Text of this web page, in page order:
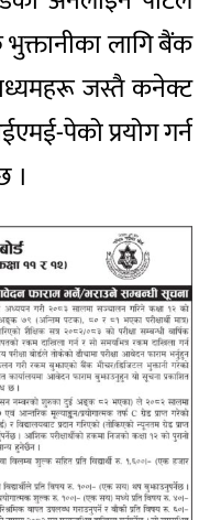
भुक्तानीका लागि बैंक
जस्तै कनेक्ट
पेको प्रयोग गर्न
।